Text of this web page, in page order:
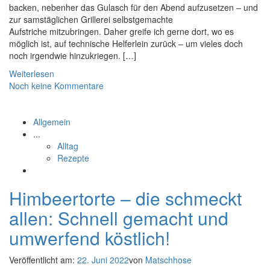
backen, nebenher das Gulasch für den Abend aufzusetzen – und
zur samstäglichen Grillerei selbstgemachte
Aufstriche mitzubringen. Daher greife ich gerne dort, wo es
möglich ist, auf technische Helferlein zurück – um vieles doch
noch irgendwie hinzukriegen. […]
Weiterlesen
Noch keine Kommentare
Allgemein
...
Alltag
Rezepte
Himbeertorte – die schmeckt
allen: Schnell gemacht und
umwerfend köstlich!
Veröffentlicht am: 22. Juni 2022von Matschhose